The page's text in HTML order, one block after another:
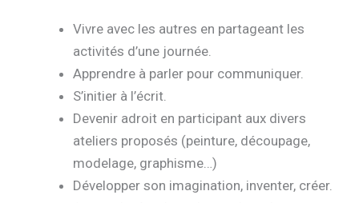
Vivre avec les autres en partageant les
activités d’une journée.
Apprendre à parler pour communiquer.
S’initier à l’écrit.
Devenir adroit en participant aux divers
ateliers proposés (peinture, découpage,
modelage, graphisme…)
Développer son imagination, inventer, créer.